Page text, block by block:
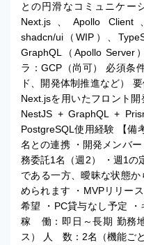
との円滑なコミュニケー
Next.js、Apollo
shadcn/ui（WIP）、
GraphQL（Apollo Server
ラ：GCP（尚可） 必須条
ド、開発体制推進など）
Next.jsを用いたフロント
NestJS + GraphQL +
PostgreSQL使用経験 【備
名との連携 ・開発メンバ
務委託1名（週2） ・週1の
である一方、曖昧な状態
められます ・MVPリリー
希望 ・PC貸与なし予定
稼 働：即日～長期 勤務
ス） 人 数：2名（機能ご